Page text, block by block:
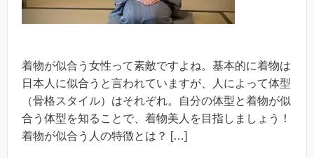
着物が似合う女性って素敵ですよね。基本的に着物は
日本人に似合うと言われていますが、人によって体型
（骨格スタイル）はそれぞれ。自分の体型と着物が似
合う体型を知ることで、着物美人を目指しましょう！
着物が似合う人の特徴とは？ […]